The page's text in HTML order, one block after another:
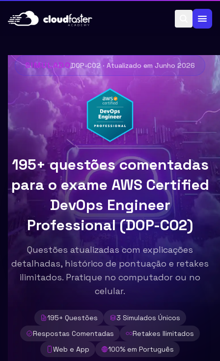
SIMULADODOP-C02· Atualizado emJunho 2026
195+ questões comentadas
para o exame AWS Certified
DevOps Engineer
Professional (DOP-C02)
Questões atualizadas com explicações
detalhadas, histórico de pontuação e retakes
ilimitados. Pratique no computador ou no
celular.
195+ Questões 3 Simulados Únicos
Respostas Comentadas
Retakes Ilimitados
Web e App
100% em Português